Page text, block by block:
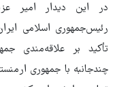
در این دیدار امیر
رئیس‌جمهوری اسلامی
تأکید بر علاقه‌مندی
چندجانبه با جمهوری